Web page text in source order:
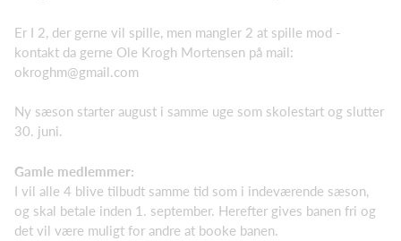
Er I 2, der gerne vil spille, men mangler 2 at spille mod -
kontakt da gerne Ole Krogh Mortensen på mail:
okroghm@gmail.com
Ny sæson starter august i samme uge som skolestart og slutter
30. juni.
Gamle medlemmer:
I vil alle 4 blive tilbudt samme tid som i indeværende sæson,
og skal betale inden 1. september. Herefter gives banen fri og
det vil være muligt for andre at booke banen.